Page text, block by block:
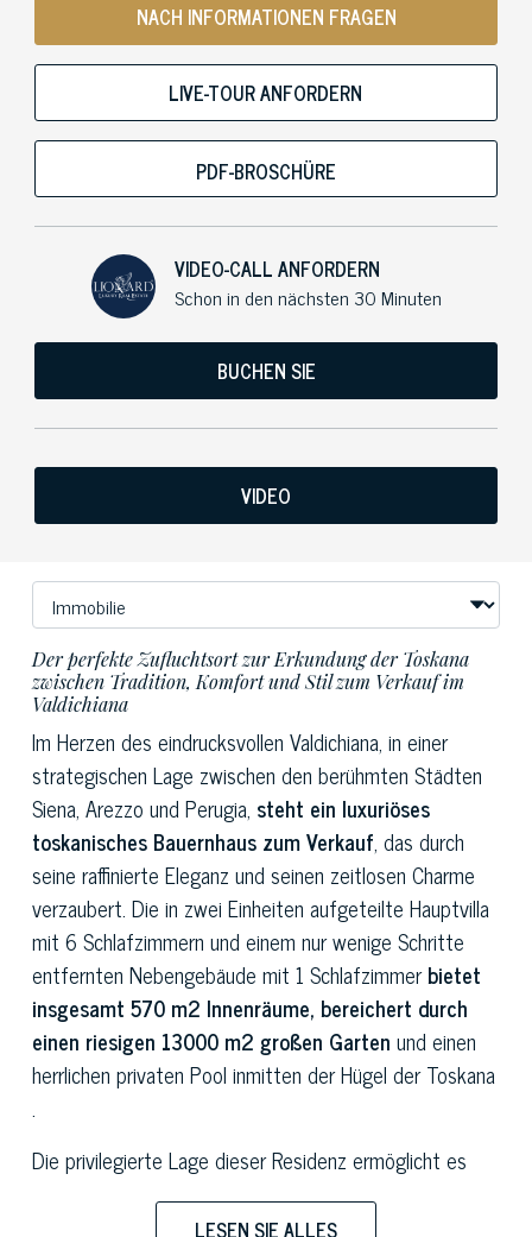
NACH INFORMATIONEN FRAGEN
LIVE-TOUR ANFORDERN
PDF-BROSCHÜRE
VIDEO-CALL ANFORDERN
Schon in den nächsten 30 Minuten
BUCHEN SIE
VIDEO
Der perfekte Zufluchtsort zur Erkundung der Toskana
zwischen Tradition, Komfort und Stil zum Verkauf im
Valdichiana
Im Herzen des eindrucksvollen Valdichiana, in einer
strategischen Lage zwischen den berühmten Städten
Siena, Arezzo und Perugia, steht ein luxuriöses
toskanisches Bauernhaus zum Verkauf, das durch
seine raffinierte Eleganz und seinen zeitlosen Charme
verzaubert. Die in zwei Einheiten aufgeteilte Hauptvilla
mit 6 Schlafzimmern und einem nur wenige Schritte
entfernten Nebengebäude mit 1 Schlafzimmerbietet
insgesamt 570 m2 Innenräume, bereichert durch
einen riesigen 13000 m2 großen Garten und einen
herrlichen privaten Pool inmitten der Hügel der Toskana
.
Die privilegierte Lage dieser Residenz ermöglicht es
den Gästen, diemalerischen Dörfer des Valdichiana
und die Wunder der umliegenden Toskana und
LESEN SIE ALLES